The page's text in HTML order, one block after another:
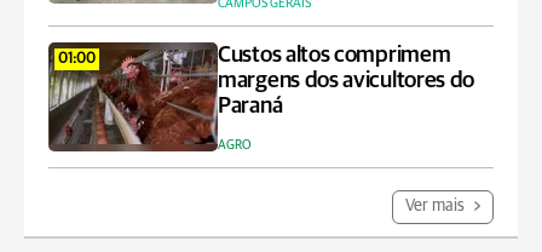
CAMPOS GERAIS
01:00
Custos altos comprimem
margens dos avicultores do
Paraná
AGRO
Ver mais